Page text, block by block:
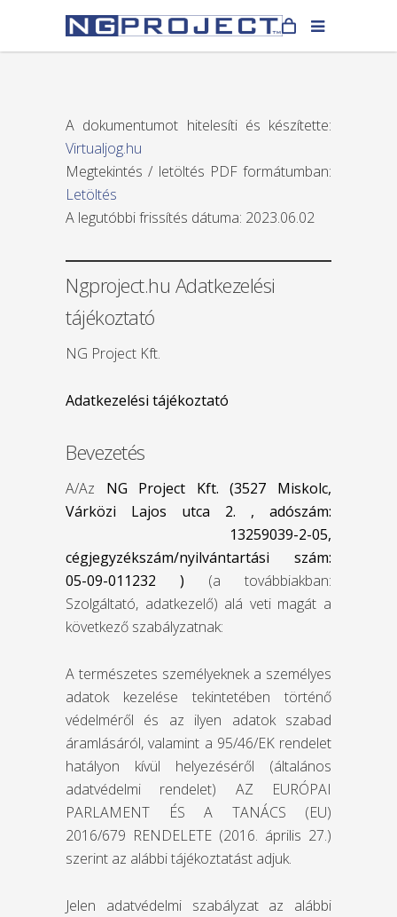
A dokumentumot hitelesíti és készítette:
Virtualjog.hu
Megtekintés / letöltés PDF formátumban:
Letöltés
A legutóbbi frissítés dátuma: 2023.06.02
Ngproject.hu Adatkezelési
tájékoztató
NG Project Kft.
Adatkezelési tájékoztató
Bevezetés
A/Az NG Project Kft. (3527 Miskolc,
Várközi Lajos utca 2. , adószám:
13259039-2-05,
cégjegyzékszám/nyilvántartási szám:
05-09-011232 ) (a továbbiakban:
Szolgáltató, adatkezelő) alá veti magát a
következő szabályzatnak:
A természetes személyeknek a személyes
adatok kezelése tekintetében történő
védelméről és az ilyen adatok szabad
áramlásáról, valamint a 95/46/EK rendelet
hatályon kívül helyezéséről (általános
adatvédelmi rendelet) AZ EURÓPAI
PARLAMENT ÉS A TANÁCS (EU)
2016/679 RENDELETE (2016. április 27.)
szerint az alábbi tájékoztatást adjuk.
Jelen adatvédelmi szabályzat az alábbi